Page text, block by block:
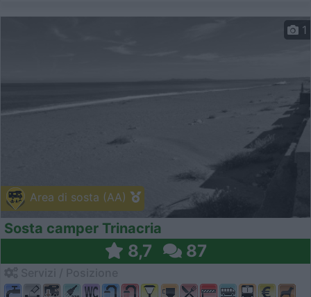
Area di sosta (AA)
1
Sosta camper Trinacria
8,7 87